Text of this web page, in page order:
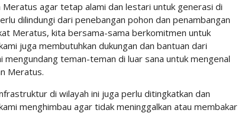
agar tetap alami dan lestari untuk generasi di
dilindungi dari penebangan pohon dan penambangan
Meratus, kita bersama-sama berkomitmen untuk
juga membutuhkan dukungan dan bantuan dari
teman-teman di luar sana untuk mengenal
Meratus.
di wilayah ini juga perlu ditingkatkan dan
menghimbau agar tidak meninggalkan atau membakar